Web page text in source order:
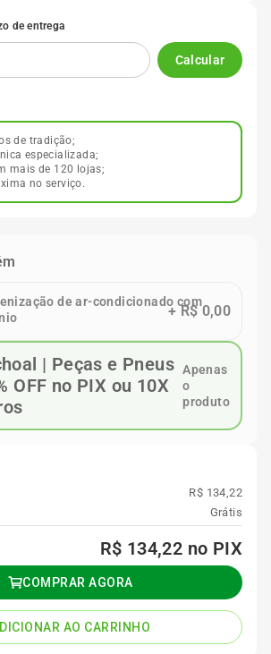
de entrega
Calcular
de tradição;
especializada;
mais de 120 lojas;
no serviço.
de ar-condicionado com
+R$ 0,00
Apenas
o
produto
R$ 134,22
Grátis
R$ 134,22 no PIX
COMPRAR AGORA
AO CARRINHO